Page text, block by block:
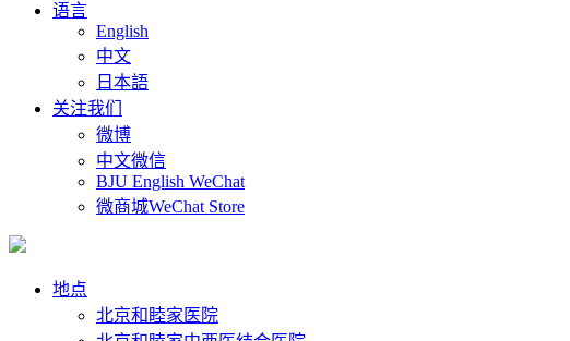
语言
English
中文
日本語
关注我们
微博
中文微信
BJU English WeChat
微商城WeChat Store
地点
北京和睦家医院